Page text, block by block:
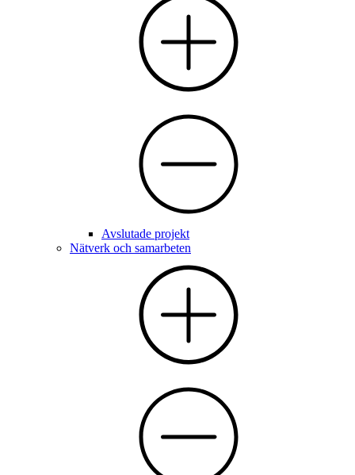
Avslutade projekt
Nätverk och samarbeten